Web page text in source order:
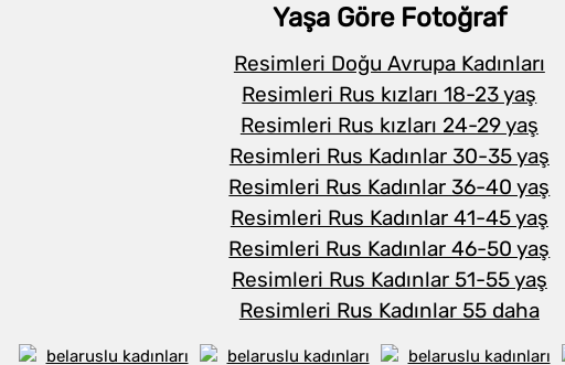
Yaşa Göre Fotoğraf
Resimleri Doğu Avrupa Kadınları
Resimleri Rus kızları 18-23 yaş
Resimleri Rus kızları 24-29 yaş
Resimleri Rus Kadınlar 30-35 yaş
Resimleri Rus Kadınlar 36-40 yaş
Resimleri Rus Kadınlar 41-45 yaş
Resimleri Rus Kadınlar 46-50 yaş
Resimleri Rus Kadınlar 51-55 yaş
Resimleri Rus Kadınlar 55 daha